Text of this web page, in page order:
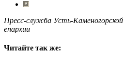
Пресс-служба Усть-
епархии
Читайте так же: